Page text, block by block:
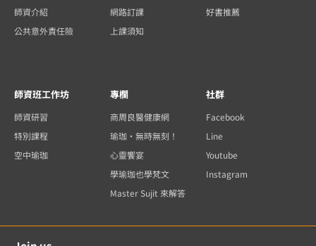
師資介紹
公共意外責任險
網路訂課
上課須知
好書推薦
師資班工作坊
師資研習
特別課程
空中瑜珈
專欄
商周良醫健康網
瑜珈・無時無刻！
心靈饗宴
學瑜珈也學梵文
Master Sujit 來解答
社群
Facebook
Line
Youtube
Instagram